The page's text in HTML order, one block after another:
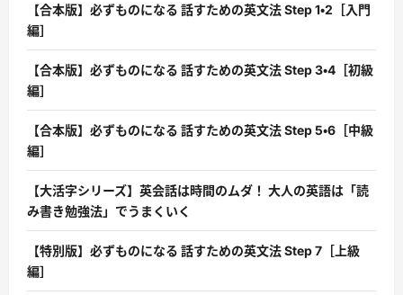
【合本版】必ずものになる 話すための英文法 Step 1・2［入門
編］
【合本版】必ずものになる 話すための英文法 Step 3・4［初級
編］
【合本版】必ずものになる 話すための英文法 Step 5・6［中級
編］
【大活字シリーズ】英会話は時間のムダ！ 大人の英語は「読
み書き勉強法」でうまくいく
【特別版】必ずものになる 話すための英文法 Step 7［上級
編］